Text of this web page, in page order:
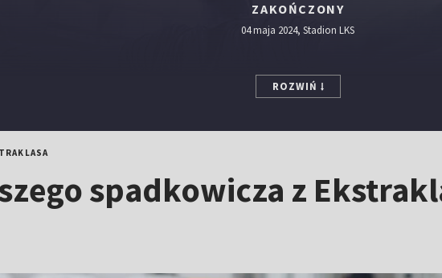
ZAKOŃCZONY
04 maja 2024, Stadion LKS
ROZWIŃ
spadkowicza z